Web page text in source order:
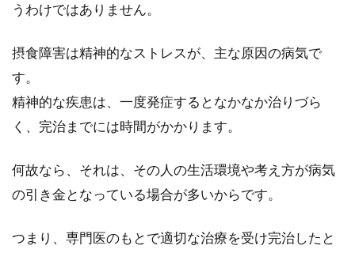
して摂取したい食べ物は？
「あなたの体は酸性ですか？それともアルカリ
は多くないで...
うわけではありません。
摂食障害は精神的なストレスが、主な原因の病気で
す。
精神的な疾患は、一度発症するとなかなか治りづら
く、完治までには時間がかかります。
何故なら、それは、その人の生活環境や考え方が病気
の引き金となっている場合が多いからです。
つまり、専門医のもとで適切な治療を受け完治したと